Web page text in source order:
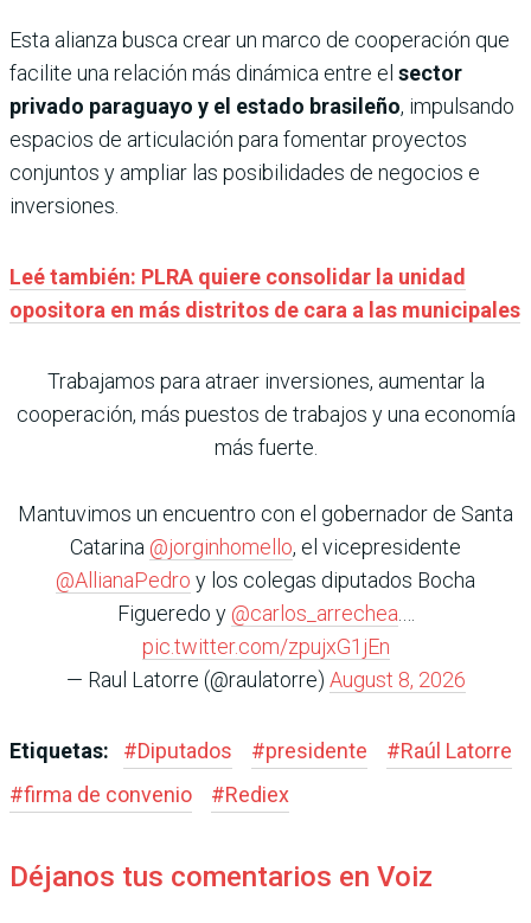
Esta alianza busca crear un marco de cooperación que
facilite una relación más dinámica entre el sector
privado paraguayo y el estado brasileño, impulsando
espacios de articulación para fomentar proyectos
conjuntos y ampliar las posibilidades de negocios e
inversiones.
Leé también: PLRA quiere consolidar la unidad
opositora en más distritos de cara a las municipales
Trabajamos para atraer inversiones, aumentar la
cooperación, más puestos de trabajos y una economía
más fuerte.
Mantuvimos un encuentro con el gobernador de Santa
Catarina @jorginhomello, el vicepresidente
@AllianaPedro y los colegas diputados Bocha
Figueredo y @carlos_arrechea.…
pic.twitter.com/zpujxG1jEn
— Raul Latorre (@raulatorre) August 8, 2026
Etiquetas: #Diputados #presidente #Raúl Latorre
#firma de convenio #Rediex
Déjanos tus comentarios en Voiz